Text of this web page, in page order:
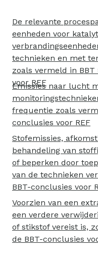
De relevante
eenheden voor
technieken en met
zoals vermeld in BBT
voor REF
Emissies naar lucht
frequentie zoals
conclusies voor REF
Stofemissies,
behandeling van
of beperken door
van de technieken
BBT-conclusies voor
Voorzien van een
een verdere
of stikstof vereist is,
de BBT-conclusies